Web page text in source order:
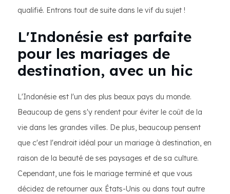
qualifié. Entrons tout de suite dans le vif du sujet !
L'Indonésie est parfaite
pour les mariages de
destination, avec un hic
L'Indonésie est l'un des plus beaux pays du monde.
Beaucoup de gens s'y rendent pour éviter le coût de la
vie dans les grandes villes. De plus, beaucoup pensent
que c'est l'endroit idéal pour un mariage à destination, en
raison de la beauté de ses paysages et de sa culture.
Cependant, une fois le mariage terminé et que vous
décidez de retourner aux États-Unis ou dans tout autre